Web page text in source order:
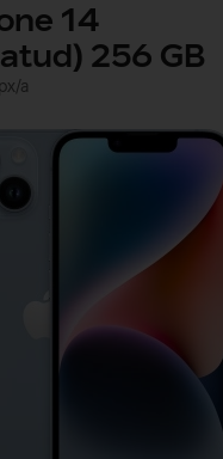
14
256 GB
a